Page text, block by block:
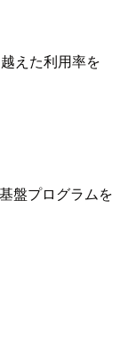
えた利用率を
盤プログラムを